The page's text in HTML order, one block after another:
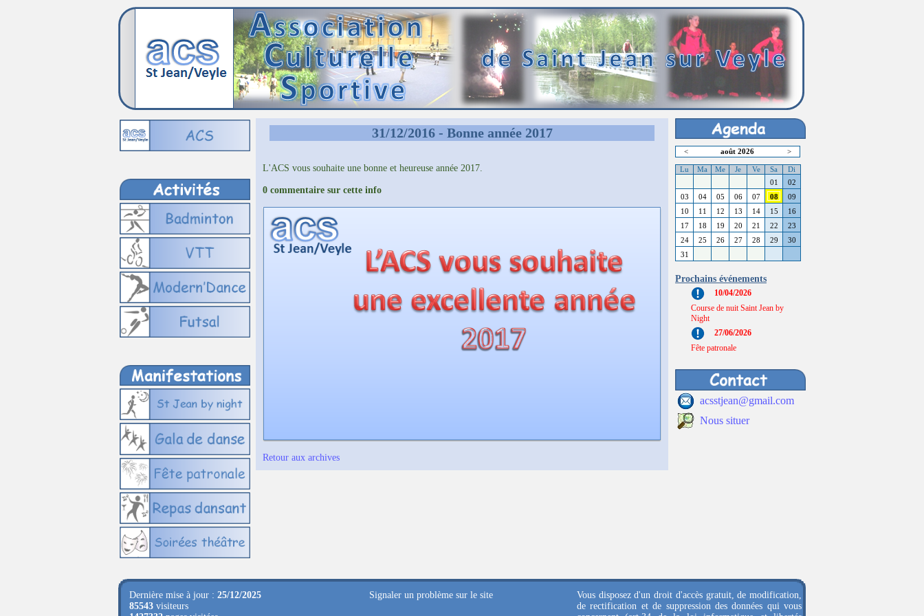
31/12/2016 - Bonne année 2017
L'ACS vous souhaite une bonne et heureuse année 2017.
0 commentaire sur cette info
Retour aux archives
< août 2026 >
Lu Ma Me Je Ve Sa
Di
01
02
03
04 05 06 07 08
09
10
11 12 13 14 15
16
17
18 19 20 21 22
23
24
25 26 27 28 29
30
31
Prochains événements
10/04/2026
Course de nuit Saint Jean by
Night
27/06/2026
Fête patronale
acsstjean@gmail.com
Nous situer
Dernière mise à jour : 25/12/2025
85543 visiteurs
Signaler un problème sur le site
Vous disposez d'un droit d'accès gratuit, de modification,
de rectification et de suppression des données qui vous